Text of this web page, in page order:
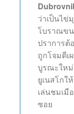
ว่าเป็นไข่
โบราณข
ปราการต้
ถูกโจมตีเ
บูรณะใหม่
ยูเนสโกใ
เล่นชมเมื
ซอย